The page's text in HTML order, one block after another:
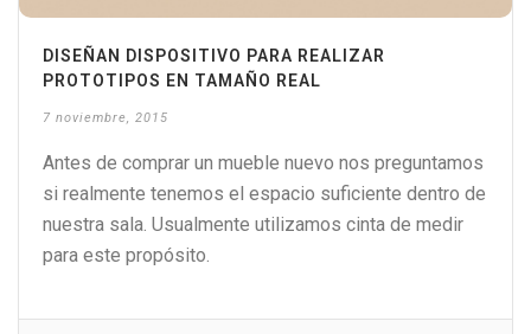
DISEÑAN DISPOSITIVO PARA REALIZAR
PROTOTIPOS EN TAMAÑO REAL
7 noviembre, 2015
Antes de comprar un mueble nuevo nos preguntamos
si realmente tenemos el espacio suficiente dentro de
nuestra sala. Usualmente utilizamos cinta de medir
para este propósito.